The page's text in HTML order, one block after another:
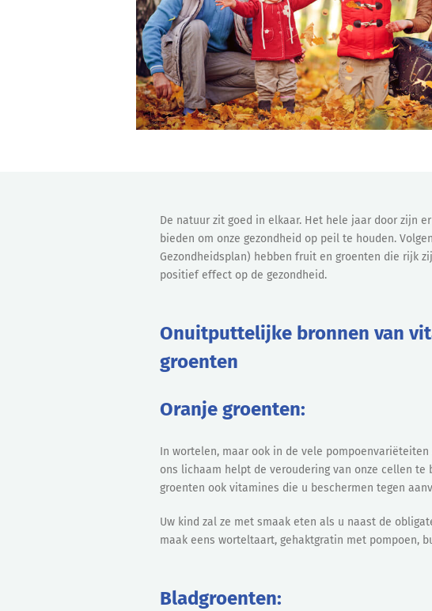
De natuur zit goed in elkaar. Het hele jaar door zijn
bieden om onze gezondheid op peil te houden.
Gezondheidsplan) hebben fruit en groenten die rijk
positief effect op de gezondheid.
Onuitputtelijke bronnen van
groenten
Oranje groenten:
In wortelen, maar ook in de vele
ons lichaam helpt de veroudering van onze cellen
groenten ook vitamines die u beschermen tegen
Uw kind zal ze met smaak eten als u naast de
maak eens worteltaart, gehaktgratin met pompoen,
Bladgroenten: